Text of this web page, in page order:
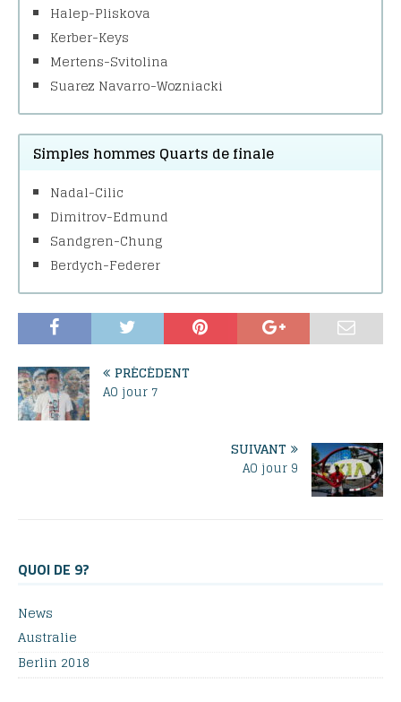
Halep-Pliskova
Kerber-Keys
Mertens-Svitolina
Suarez Navarro-Wozniacki
Simples hommes Quarts de finale
Nadal-Cilic
Dimitrov-Edmund
Sandgren-Chung
Berdych-Federer
PRÉCÉDENT
AO jour 7
SUIVANT
AO jour 9
QUOI DE 9?
News
Australie
Berlin 2018